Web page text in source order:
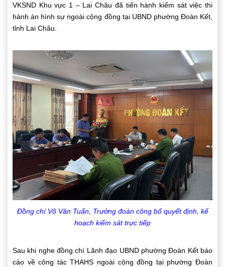
VKSND Khu vực 1 – Lai Châu đã tiến hành kiểm sát việc thi
hành án hình sự ngoài cộng đồng tại UBND phường Đoàn Kết,
tỉnh Lai Châu.
Đồng chí Võ Văn Tuấn, Trưởng đoàn công bố quyết định, kế
hoạch kiểm sát trực tiếp
Sau khi nghe đồng chí Lãnh đạo UBND phường Đoàn Kết báo
cáo về công tác THAHS ngoài cộng đồng tại phường Đoàn